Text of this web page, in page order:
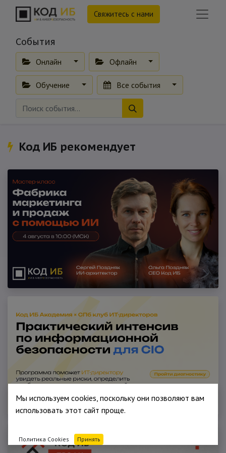
Свяжитесь с нами
События
Онлайн Офлайн
Обучение Все события
Код ИБ рекомендует
Мы используем cookies, поскольку они позволяют вам
использовать этот сайт проще.
Политика Cookies Принять